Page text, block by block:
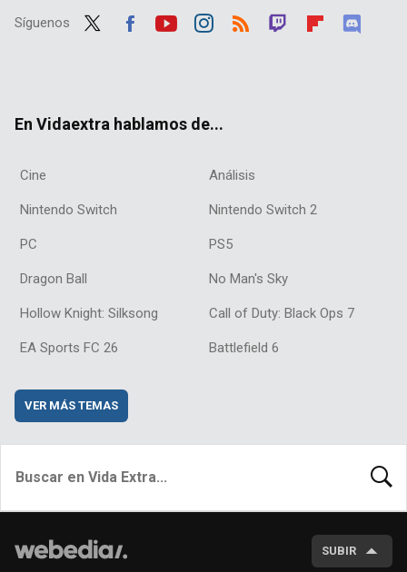
Síguenos
En Vidaextra hablamos de...
Cine Análisis
Nintendo Switch Nintendo Switch 2
PC PS5
Dragon Ball No Man's Sky
Hollow Knight: Silksong Call of Duty: Black Ops 7
EA Sports FC 26 Battlefield 6
VER MÁS TEMAS
SUBIR